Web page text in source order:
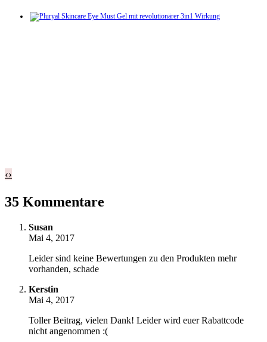
‹›
35 Kommentare
Susan
Mai 4, 2017
Leider sind keine Bewertungen zu den Produkten mehr
vorhanden, schade
Kerstin
Mai 4, 2017
Toller Beitrag, vielen Dank! Leider wird euer Rabattcode
nicht angenommen :(